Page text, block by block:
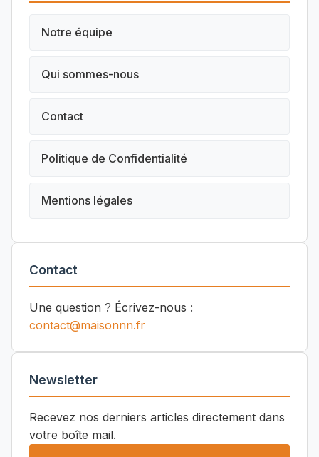
Notre équipe
Qui sommes-nous
Contact
Politique de Confidentialité
Mentions légales
Contact
Une question ? Écrivez-nous :
contact@maisonnn.fr
Newsletter
Recevez nos derniers articles directement dans
votre boîte mail.